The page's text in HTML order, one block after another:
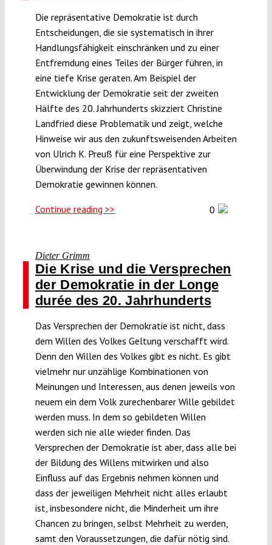
Die repräsentative Demokratie ist durch
Entscheidungen, die sie systematisch in ihrer
Handlungsfähigkeit einschränken und zu einer
Entfremdung eines Teiles der Bürger führen, in
eine tiefe Krise geraten. Am Beispiel der
Entwicklung der Demokratie seit der zweiten
Hälfte des 20. Jahrhunderts skizziert Christine
Landfried diese Problematik und zeigt, welche
Hinweise wir aus den zukunftsweisenden Arbeiten
von Ulrich K. Preuß für eine Perspektive zur
Überwindung der Krise der repräsentativen
Demokratie gewinnen können.
Continue reading >> 0
Dieter Grimm
Die Krise und die Versprechen
der Demokratie in der Longe
durée des 20. Jahrhunderts
Das Versprechen der Demokratie ist nicht, dass
dem Willen des Volkes Geltung verschafft wird.
Denn den Willen des Volkes gibt es nicht. Es gibt
vielmehr nur unzählige Kombinationen von
Meinungen und Interessen, aus denen jeweils von
neuem ein dem Volk zurechenbarer Wille gebildet
werden muss. In dem so gebildeten Willen
werden sich nie alle wieder finden. Das
Versprechen der Demokratie ist aber, dass alle bei
der Bildung des Willens mitwirken und also
Einfluss auf das Ergebnis nehmen können und
dass der jeweiligen Mehrheit nicht alles erlaubt
ist, insbesondere nicht, die Minderheit um ihre
Chancen zu bringen, selbst Mehrheit zu werden,
samt den Voraussetzungen, die dafür nötig sind.